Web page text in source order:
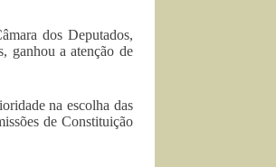
dos Deputados,
ganhou a atenção de
na escolha das
de Constituição